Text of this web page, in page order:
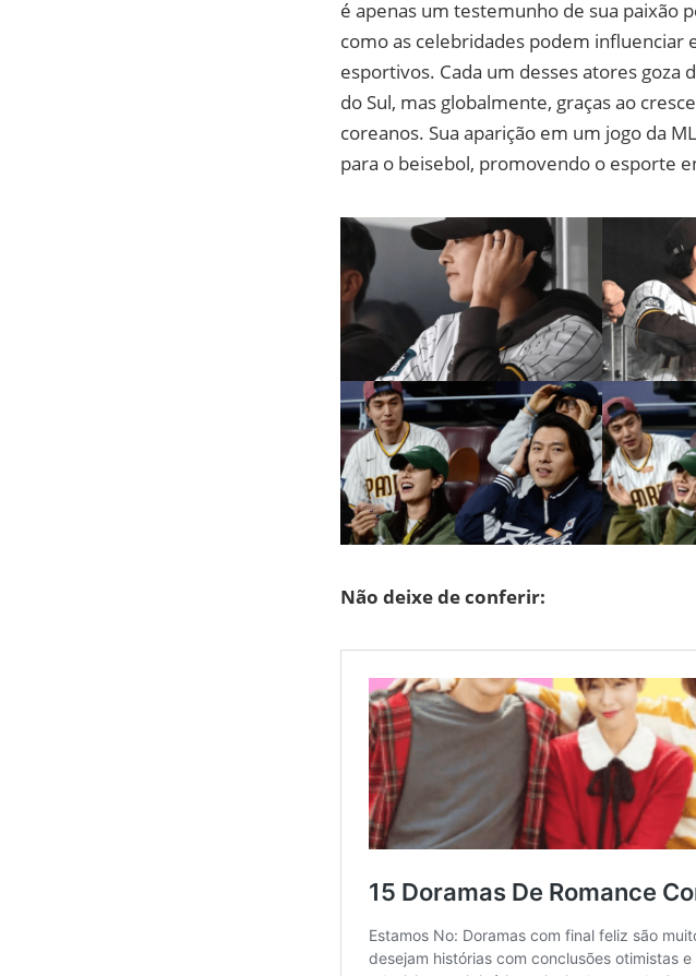
é apenas um testemunho de sua paixão
como as celebridades podem
esportivos. Cada um desses atores goza
do Sul, mas globalmente, graças ao
coreanos. Sua aparição em um jogo da
para o beisebol, promovendo o esporte
Não deixe de conferir: